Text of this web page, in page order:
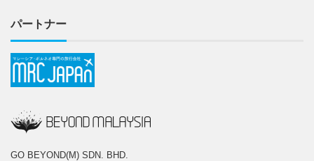
パートナー
GO BEYOND(M) SDN. BHD.